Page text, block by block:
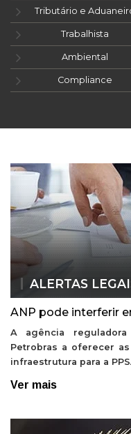
Tributário e
Trabalhista
Ambiental
Compliance
ALERTAS
ANP pode interferir
A agência
Petrobras a oferecer
infraestrutura para a
Ver mais